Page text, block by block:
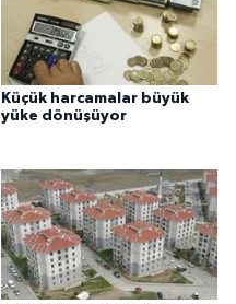
Küçük harcamalar büyük
yüke dönüşüyor